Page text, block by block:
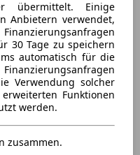
übermittelt. Einige
Anbietern verwendet,
30 Tage zu speichern
automatisch für die
Verwendung solcher
Funktionen
werden.
zusammen.